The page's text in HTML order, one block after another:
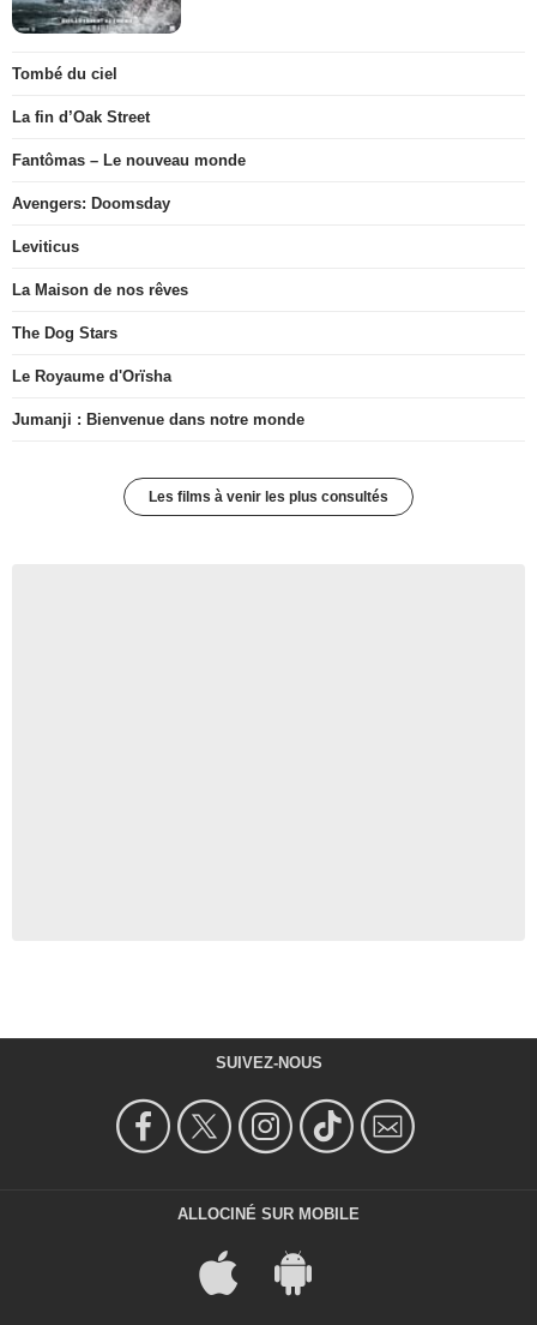
Tombé du ciel
La fin d’Oak Street
Fantômas – Le nouveau monde
Avengers: Doomsday
Leviticus
La Maison de nos rêves
The Dog Stars
Le Royaume d'Orïsha
Jumanji : Bienvenue dans notre monde
Les films à venir les plus consultés
SUIVEZ-NOUS
ALLOCINÉ SUR MOBILE